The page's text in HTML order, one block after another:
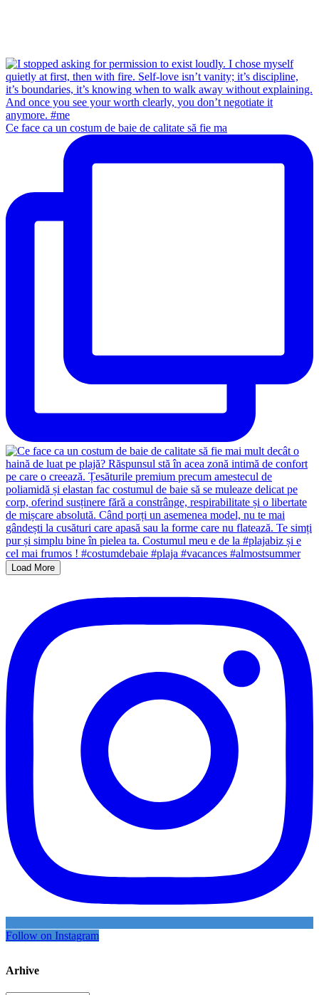
Ce face ca un costum de baie de calitate să fie ma
Load More
Follow on Instagram
Arhive